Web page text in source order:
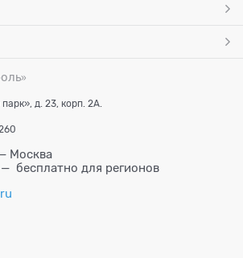
»
д. 23, корп. 2А.
Москва
— бесплатно для регионов